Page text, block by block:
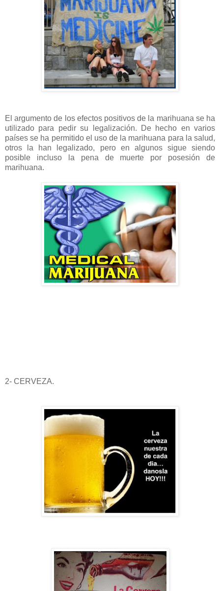
El argumento de los efectos positivos de la marihuana se ha
utilizado para pedir su legalización. De hecho en varios
países se ha permitido el uso de la marihuana para la salud,
otros la han legalizado, pero en algunos sigue siendo
posible incluso la pena de muerte por posesión de
marihuana.
2- CERVEZA.